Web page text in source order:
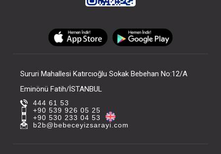
Sururi Mahallesi Katırcıoğlu Sokak Bebehan No:12/A
Eminönü Fatih/İSTANBUL
444 61 53
+90 539 926 05 25
+90 530 233 04 53
b2b@bebeceyizsarayi.com